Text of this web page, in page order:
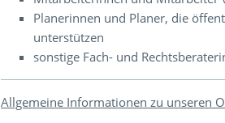
Planerinnen und Planer, die
unterstützen
sonstige Fach- und
Allgemeine Informationen zu unseren